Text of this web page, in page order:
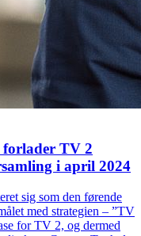
TV 2
i april 2024
sig som den førende
med strategien – ”TV
for TV 2, og dermed